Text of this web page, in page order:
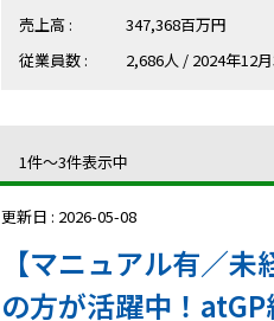
売上高 :
347,368百万円
従業員数 :
2,686人 / 2024年12
1件〜3件表示中
更新日 : 2026-05-08
【マニュアル有／
の方が活躍中！